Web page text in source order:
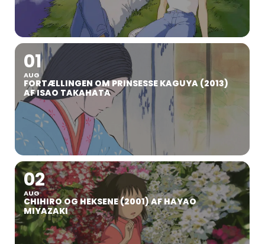
01
AUG
FORTÆLLINGEN OM PRINSESSE KAGUYA (2013)
AF ISAO TAKAHATA
02
AUG
CHIHIRO OG HEKSENE (2001) AF HAYAO
MIYAZAKI